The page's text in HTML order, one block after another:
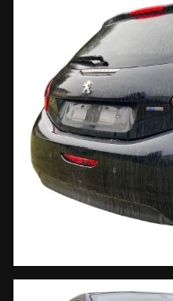
Live Chat Whatsapp:
+ 39 347 2621925 Orari
14:30/19:30 Sabato 8:30
Trasparenza:
• Si precisa che le
online e nel proprio sito
affinché siano il più
contenere errori e
per eventuali involontarie
rappresentano un